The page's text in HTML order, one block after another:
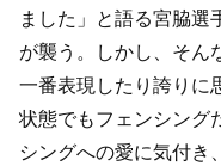
ました」と語る宮脇
が襲う。しかし、そん
一番表現したり誇りに
状態でもフェンシング
シングへの愛に気付き